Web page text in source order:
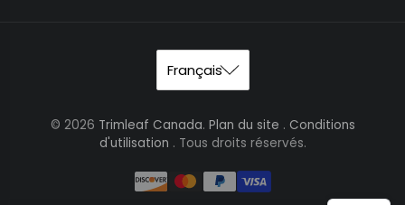
© 2026 Trimleaf Canada. Plan du site . Conditions
d'utilisation . Tous droits réservés.